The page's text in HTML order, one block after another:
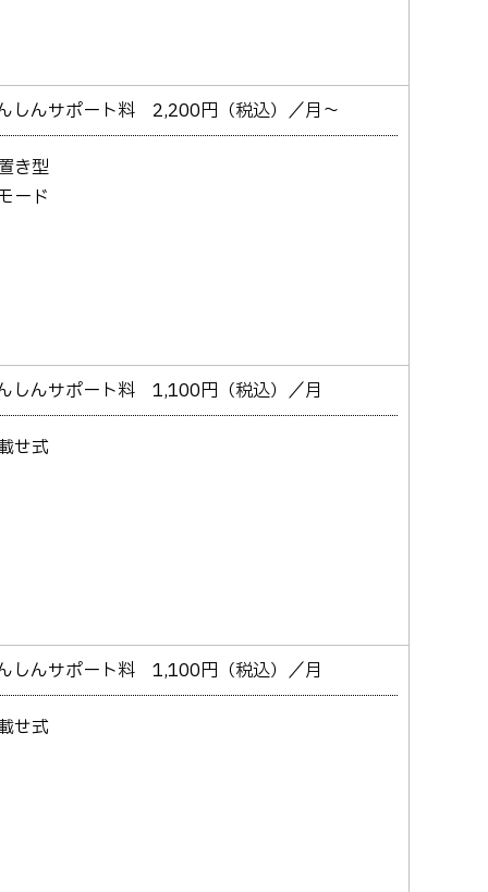
しんサポート料 2,200円（税込）／月～
き型
ード
しんサポート料 1,100円（税込）／月
せ式
しんサポート料 1,100円（税込）／月
せ式